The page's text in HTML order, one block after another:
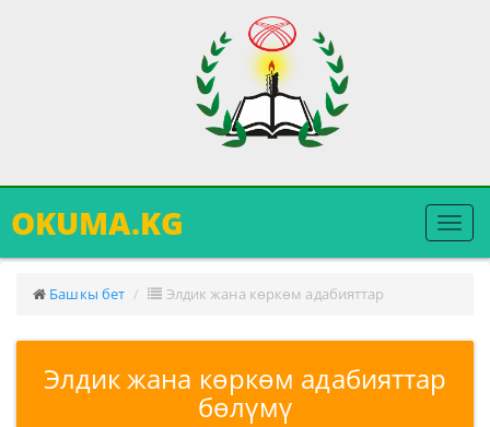
OKUMA.KG
Башкы бет Элдик жана көркөм адабияттар
Элдик жана көркөм адабияттар
бөлүмү